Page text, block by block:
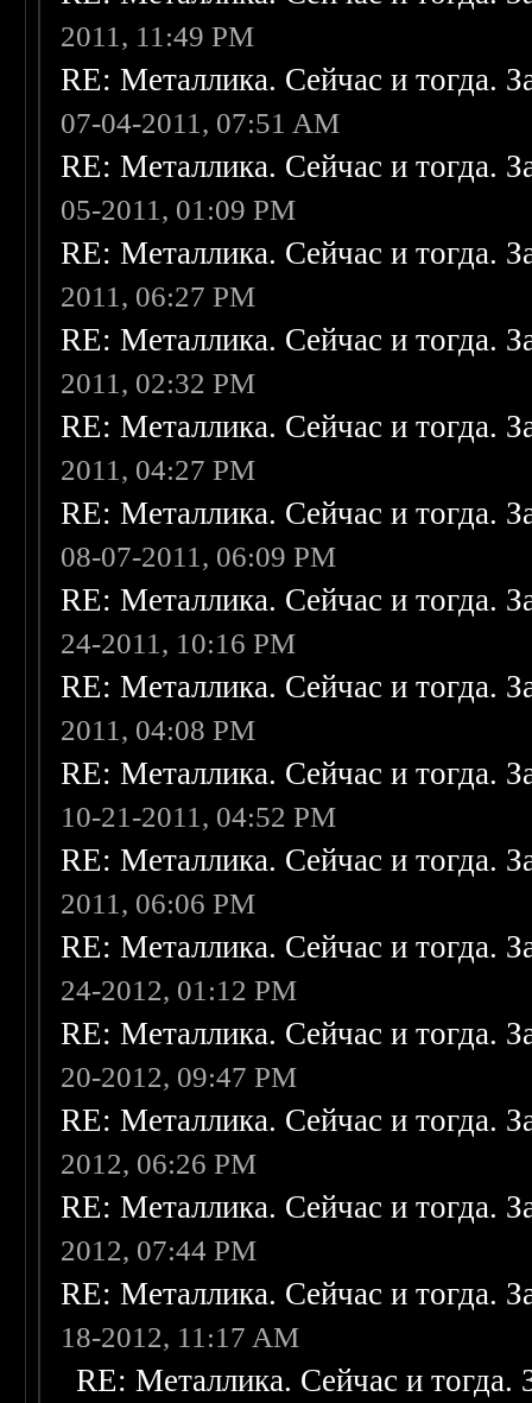
2011, 11:49 PM
RE: Металлика. Сейчас и тогда.
07-04-2011, 07:51 AM
RE: Металлика. Сейчас и тогда.
05-2011, 01:09 PM
RE: Металлика. Сейчас и тогда.
2011, 06:27 PM
RE: Металлика. Сейчас и тогда.
2011, 02:32 PM
RE: Металлика. Сейчас и тогда.
2011, 04:27 PM
RE: Металлика. Сейчас и тогда.
08-07-2011, 06:09 PM
RE: Металлика. Сейчас и тогда.
24-2011, 10:16 PM
RE: Металлика. Сейчас и тогда.
2011, 04:08 PM
RE: Металлика. Сейчас и тогда.
10-21-2011, 04:52 PM
RE: Металлика. Сейчас и тогда.
2011, 06:06 PM
RE: Металлика. Сейчас и тогда.
24-2012, 01:12 PM
RE: Металлика. Сейчас и тогда.
20-2012, 09:47 PM
RE: Металлика. Сейчас и тогда.
2012, 06:26 PM
RE: Металлика. Сейчас и тогда.
2012, 07:44 PM
RE: Металлика. Сейчас и тогда.
18-2012, 11:17 AM
RE: Металлика. Сейчас и